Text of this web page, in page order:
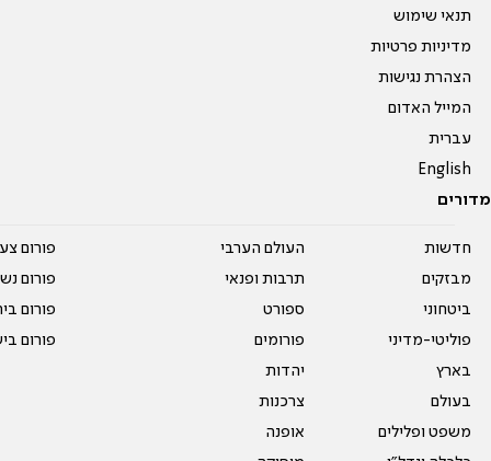
תנאי שימוש
מדיניות פרטיות
הצהרת נגישות
המייל האדום
עברית
English
מדורים
חדשות
מבזקים
ביטחוני
פוליטי-מדיני
בארץ
בעולם
משפט ופלילים
העולם הערבי
תרבות ופנאי
ספורט
פורומים
יהדות
צרכנות
אופנה
פורום
פורום
פורום
פורום